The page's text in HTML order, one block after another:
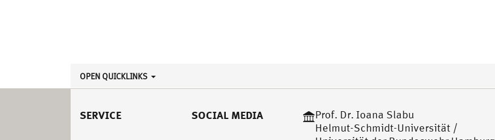
OPEN QUICKLINKS
SERVICE SOCIAL MEDIA
Prof. Dr. Ioana Slabu
Helmut-Schmidt-Universität /